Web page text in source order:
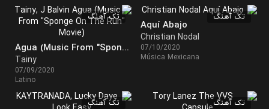
تک آهنگ
Aquí Abajo
Christian Nodal
07/10/2020
Música Mexicana
تک آهنگ
Agua (Music From "Sponge On The Run" Movie)
Tainy
07/09/2020
Latino
تک آهنگ تک آهنگ